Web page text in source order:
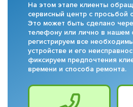
На этом этапе клиенты
сервисный центр с просьбой
Это может быть сделано
телефону или лично в
регистрируем все
устройстве и его
фиксируем предпочтения
времени и способа ремонта.